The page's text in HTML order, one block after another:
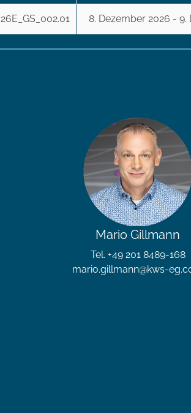
26E_GS_002.01 8. Dezember 2026 - 9.
Mario Gillmann
Tel. +49 201 8489-168
mario.gillmann@kws-